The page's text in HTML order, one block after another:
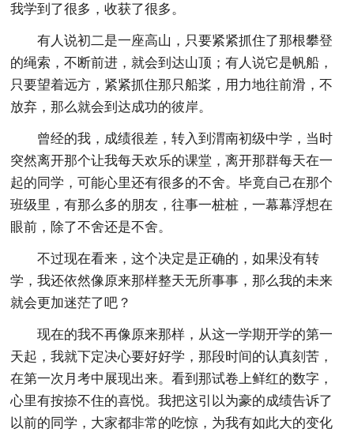
我学到了很多，收获了很多。
有人说初二是一座高山，只要紧紧抓住了那根攀登
的绳索，不断前进，就会到达山顶；有人说它是帆船，
只要望着远方，紧紧抓住那只船桨，用力地往前滑，不
放弃，那么就会到达成功的彼岸。
曾经的我，成绩很差，转入到渭南初级中学，当时
突然离开那个让我每天欢乐的课堂，离开那群每天在一
起的同学，可能心里还有很多的不舍。毕竟自己在那个
班级里，有那么多的朋友，往事一桩桩，一幕幕浮想在
眼前，除了不舍还是不舍。
不过现在看来，这个决定是正确的，如果没有转
学，我还依然像原来那样整天无所事事，那么我的未来
就会更加迷茫了吧？
现在的我不再像原来那样，从这一学期开学的第一
天起，我就下定决心要好好学，那段时间的认真刻苦，
在第一次月考中展现出来。看到那试卷上鲜红的数字，
心里有按捺不住的喜悦。我把这引以为豪的成绩告诉了
以前的同学，大家都非常的吃惊，为我有如此大的变化